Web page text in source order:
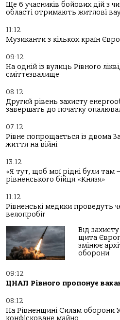
Ще 6 учасників бойових дій з
області отримають житлові
11:12
Музиканти з кількох країн
09:12
На одній із вулиць Рівного
сміттєзвалище
08:12
Другий рівень захисту
завершать до початку
07:12
Рівне попрощається із двома
життя на війні
13:12
«Я тут, щоб мої рідні були там –
рівненського бійця «Князя»
11:12
Рівненські медики проведуть
велопробіг
Від
щита
змінює
оборони
09:12
ЦНАП Рівного пропонує
08:12
На Рівненщині Силам оборони
конфісковане майно